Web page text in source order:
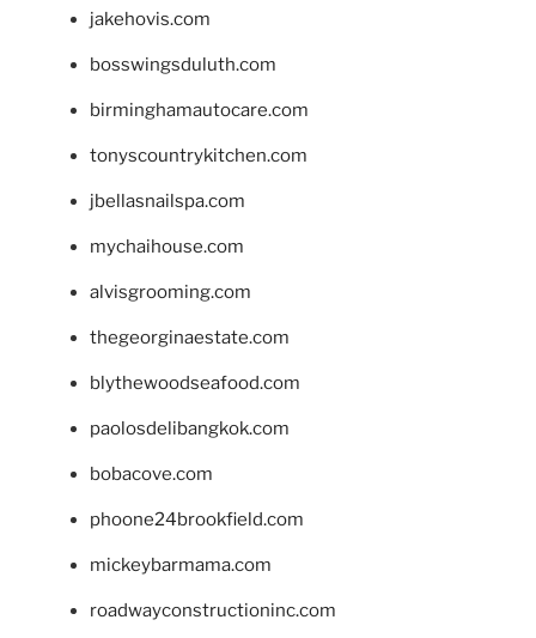
jakehovis.com
bosswingsduluth.com
birminghamautocare.com
tonyscountrykitchen.com
jbellasnailspa.com
mychaihouse.com
alvisgrooming.com
thegeorginaestate.com
blythewoodseafood.com
paolosdelibangkok.com
bobacove.com
phoone24brookfield.com
mickeybarmama.com
roadwayconstructioninc.com